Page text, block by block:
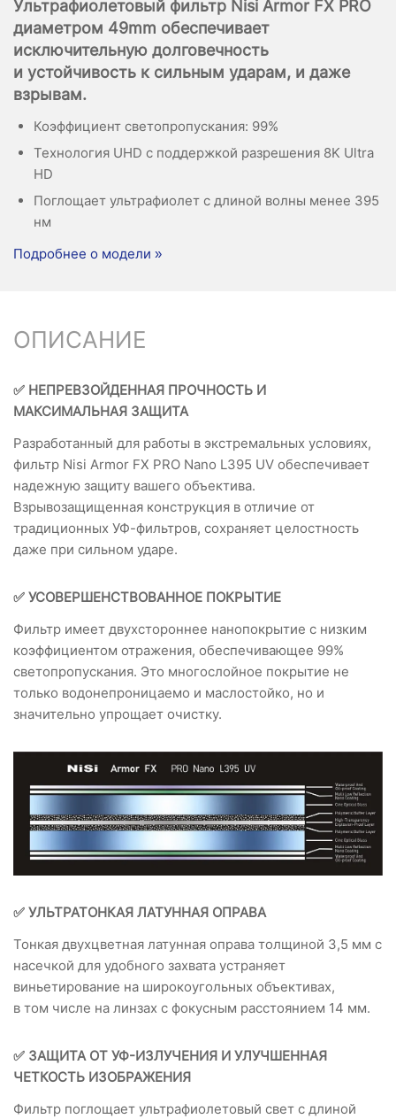
Ультрафиолетовый фильтр Nisi Armor FX PRO
диаметром 49mm обеспечивает
исключительную долговечность
и устойчивость к сильным ударам, и даже
взрывам.
Коэффициент светопропускания: 99%
Технология UHD с поддержкой разрешения 8K Ultra
HD
Поглощает ультрафиолет с длиной волны менее 395
нм
Подробнее о модели »
ОПИСАНИЕ
✅ НЕПРЕВЗОЙДЕННАЯ ПРОЧНОСТЬ И
МАКСИМАЛЬНАЯ ЗАЩИТА
Разработанный для работы в экстремальных условиях,
фильтр Nisi Armor FX PRO Nano L395 UV обеспечивает
надежную защиту вашего объектива.
Взрывозащищенная конструкция в отличие от
традиционных УФ-фильтров, сохраняет целостность
даже при сильном ударе.
✅ УСОВЕРШЕНСТВОВАННОЕ ПОКРЫТИЕ
Фильтр имеет двухстороннее нанопокрытие с низким
коэффициентом отражения, обеспечивающее 99%
светопропускания. Это многослойное покрытие не
только водонепроницаемо и маслостойко, но и
значительно упрощает очистку.
✅ УЛЬТРАТОНКАЯ ЛАТУННАЯ ОПРАВА
Тонкая двухцветная латунная оправа толщиной 3,5 мм с
насечкой для удобного захвата устраняет
виньетирование на широкоугольных объективах,
в том числе на линзах с фокусным расстоянием 14 мм.
✅ ЗАЩИТА ОТ УФ-ИЗЛУЧЕНИЯ И УЛУЧШЕННАЯ
ЧЕТКОСТЬ ИЗОБРАЖЕНИЯ
Фильтр поглощает ультрафиолетовый свет с длиной